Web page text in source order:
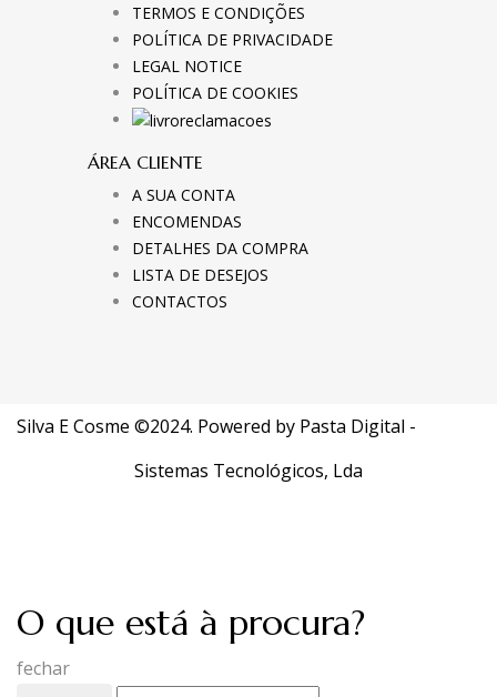
TERMOS E CONDIÇÕES
POLÍTICA DE PRIVACIDADE
LEGAL NOTICE
POLÍTICA DE COOKIES
ÁREA CLIENTE
A SUA CONTA
ENCOMENDAS
DETALHES DA COMPRA
LISTA DE DESEJOS
CONTACTOS
Silva E Cosme ©2024. Powered by Pasta Digital -
Sistemas Tecnológicos, Lda
O que está à procura?
fechar